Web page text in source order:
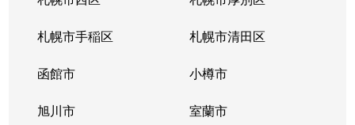
札幌市手稲区 札幌市清田区
函館市 小樽市
旭川市 室蘭市